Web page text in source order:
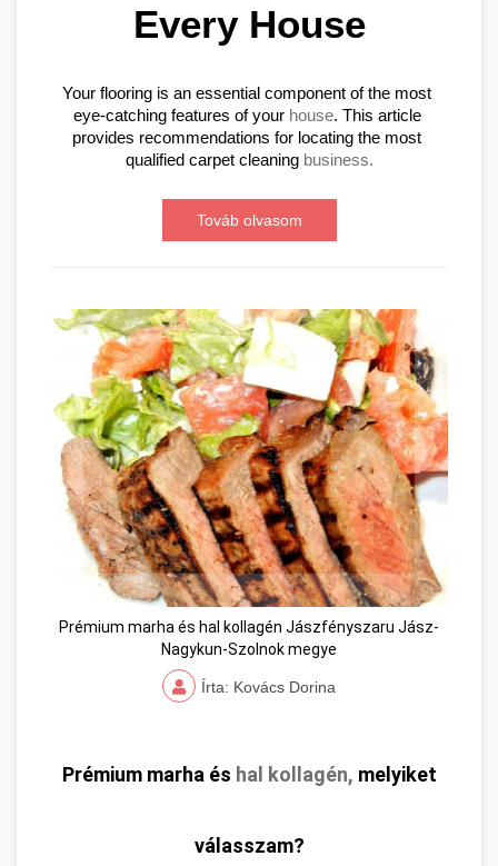
Every House
Your flooring is an essential component of the most
eye-catching features of your house. This article
provides recommendations for locating the most
qualified carpet cleaning business.
Továb olvasom
Prémium marha és hal kollagén Jászfényszaru Jász-
Nagykun-Szolnok megye
Írta: Kovács Dorina
Prémium marha és hal kollagén, melyiket
válasszam?